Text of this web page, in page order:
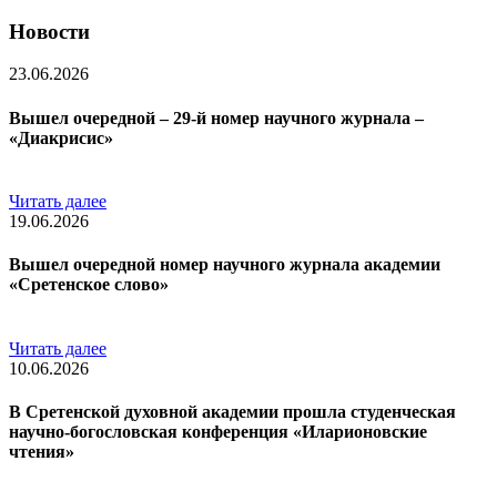
Новости
23.06.2026
Вышел очередной – 29-й номер научного журнала –
«Диакрисис»
Читать далее
19.06.2026
Вышел очередной номер научного журнала академии
«Сретенское слово»
Читать далее
10.06.2026
В Сретенской духовной академии прошла студенческая
научно-богословская конференция «Иларионовские
чтения»